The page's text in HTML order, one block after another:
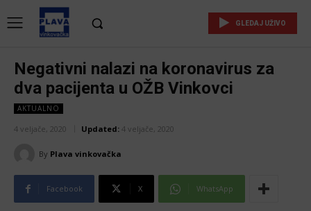
GLEDAJ UŽIVO
Negativni nalazi na koronavirus za
dva pacijenta u OŽB Vinkovci
AKTUALNO
4 veljače, 2020 Updated: 4 veljače, 2020
By Plava vinkovačka
Facebook X WhatsApp